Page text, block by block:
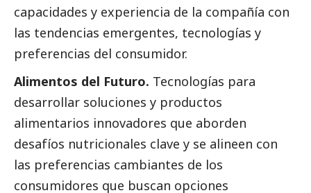
capacidades y experiencia de la compañía con
las tendencias emergentes, tecnologías y
preferencias del consumidor.
Alimentos del Futuro. Tecnologías para
desarrollar soluciones y productos
alimentarios innovadores que aborden
desafíos nutricionales clave y se alineen con
las preferencias cambiantes de los
consumidores que buscan opciones